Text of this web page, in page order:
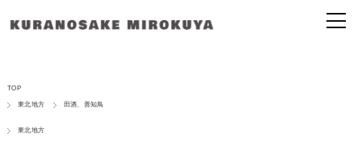
TOP
東北地方 田酒、善知鳥
東北地方